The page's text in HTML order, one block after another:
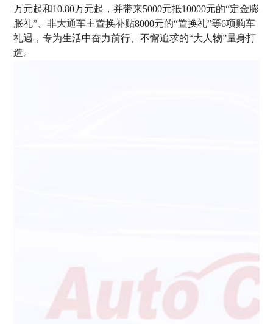
万元起和10.80万元起，并带来5000元抵10000元的“定金膨
胀礼”、非大通车主置换补贴8000元的“置换礼”等6项购车
礼遇，专为生活中奋力前行、不懈追求的“大人物”量身打
造。